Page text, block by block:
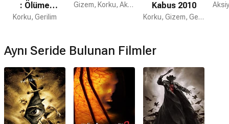
: Ölüme
Terkediş
Korku, Gerilim
Gizem, Korku, Aksiyon
Kabus 2010
Korku, Gizem, Gerilim
Aynı Seride Bulunan Filmler